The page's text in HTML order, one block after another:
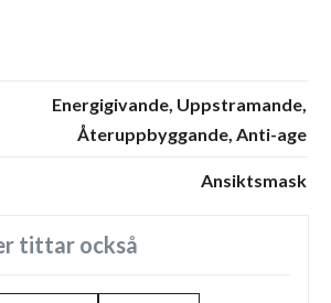
Energigivande, Uppstramande,
Återuppbyggande, Anti-age
Ansiktsmask
tittar också